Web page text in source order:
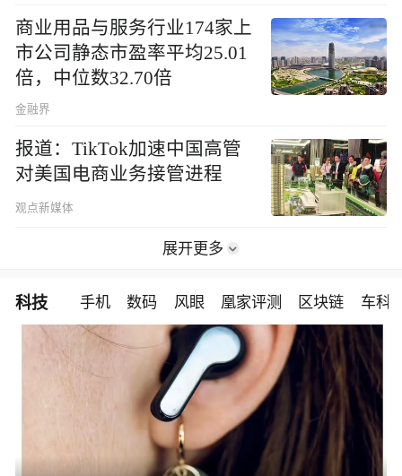
商业用品与服务行业174家上
市公司静态市盈率平均25.01
倍，中位数32.70倍
金融界
报道：TikTok加速中国高管
对美国电商业务接管进程
观点新媒体
展开更多
科技 手机 数码 风眼 凰家评测 区块链 车科